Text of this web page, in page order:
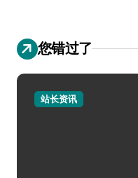
您错过了
站长资讯